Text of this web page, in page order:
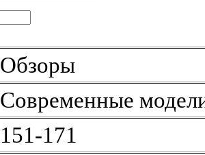
Обзоры
Современные
151-171